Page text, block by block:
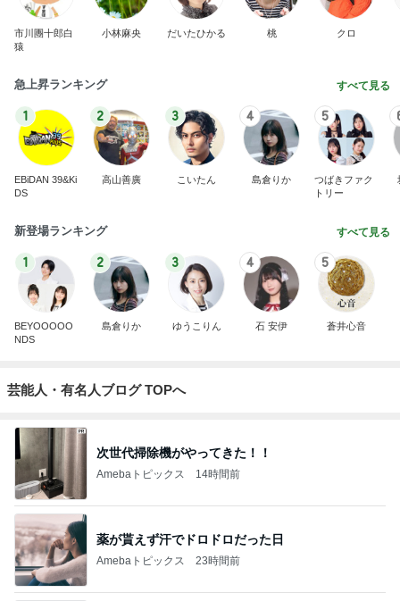
市川團十郎白
猿
小林麻央 だいたひかる 桃 クロ
急上昇ランキング すべて見る
1
EBiDAN 39&Ki
DS
2
高山善廣
3
こいたん
4
島倉りか
5
つばきファク
トリー
新登場ランキング すべて見る
1
BEYOOOOO
NDS
2
島倉りか
3
ゆうこりん
4
石 安伊
5
蒼井心音
芸能人・有名人ブログ TOPへ
次世代掃除機がやってきた！！
Amebaトピックス 14時間前
薬が貰えず汗でドロドロだった日
Amebaトピックス 23時間前